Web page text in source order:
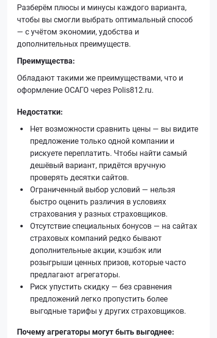
Разберём плюсы и минусы каждого варианта,
чтобы вы смогли выбрать оптимальный способ
— с учётом экономии, удобства и
дополнительных преимуществ.
Преимущества:
Обладают такими же преимуществами, что и
оформление ОСАГО через Polis812.ru.
Недостатки:
Нет возможности сравнить цены — вы видите
предложение только одной компании и
рискуете переплатить. Чтобы найти самый
дешёвый вариант, придётся вручную
проверять десятки сайтов.
Ограниченный выбор условий — нельзя
быстро оценить различия в условиях
страхования у разных страховщиков.
Отсутствие специальных бонусов — на сайтах
страховых компаний редко бывают
дополнительные акции, кэшбэк или
розыгрыши ценных призов, которые часто
предлагают агрегаторы.
Риск упустить скидку — без сравнения
предложений легко пропустить более
выгодные тарифы у других страховщиков.
Почему агрегаторы могут быть выгоднее: